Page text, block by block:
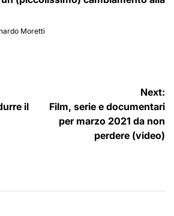
Moretti
il
Next:
Film, serie e documentari
per marzo 2021 da non
perdere (video)